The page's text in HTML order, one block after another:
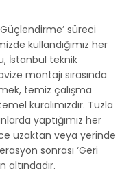
süreci
kullandığımız her
İstanbul teknik
montajı sırasında
temiz çalışma
kuralımızdır. Tuzla
yaptığımız her
uzaktan veya yerinde
sonrası ‘Geri
altındadır.